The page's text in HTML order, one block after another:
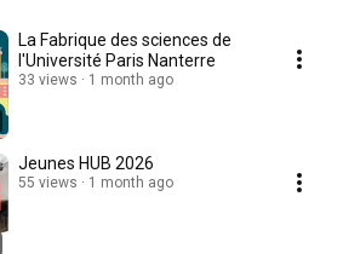
La Fabrique des sciences de
l'Université Paris Nanterre
33 views 1 month ago
Jeunes HUB 2026
55 views 1 month ago